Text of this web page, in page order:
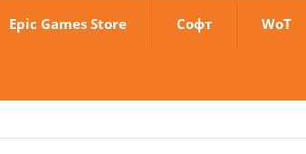
Epic Games Store Софт WoT